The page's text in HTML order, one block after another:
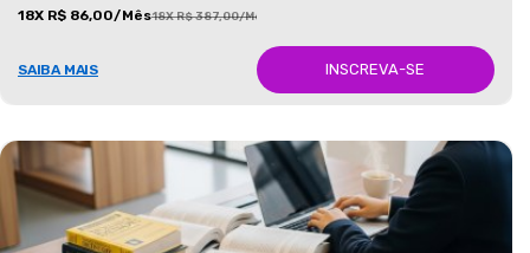
18X R$ 86,00/Mês18X R$ 387,00/Mês
SAIBA MAIS INSCREVA-SE